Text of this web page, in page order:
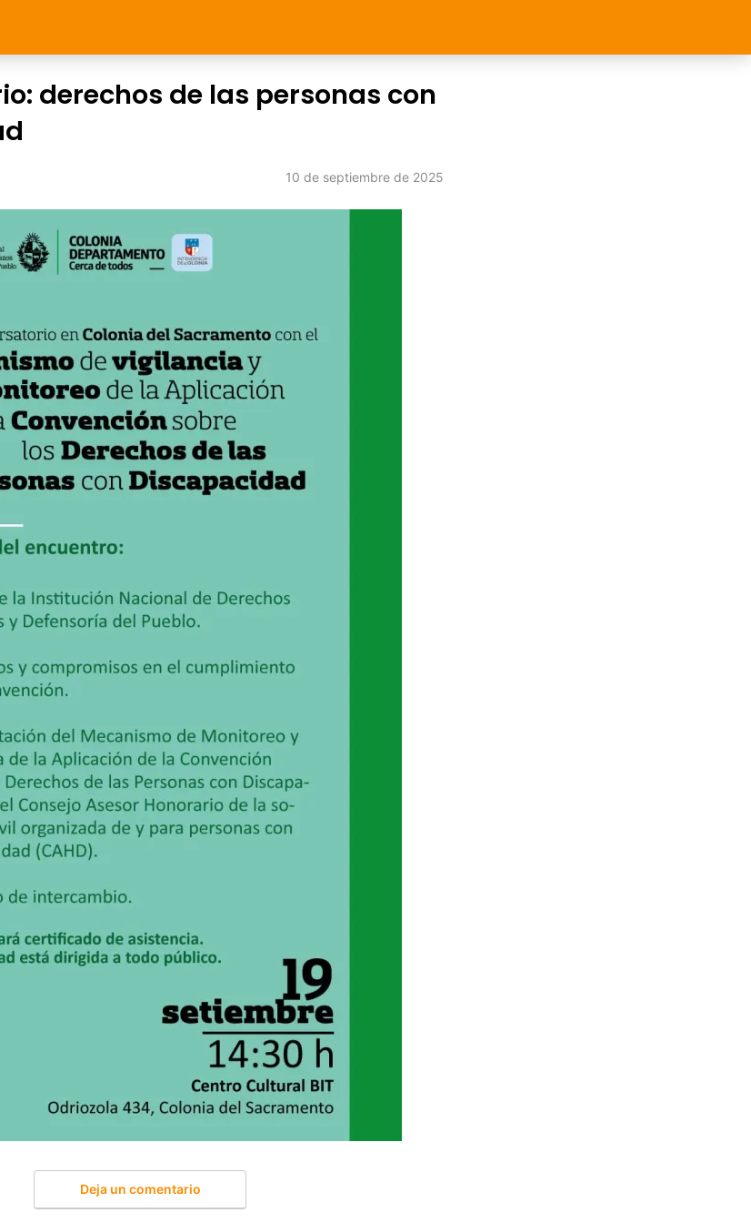
derechos de las personas con
10 de septiembre de 2025
Deja un comentario